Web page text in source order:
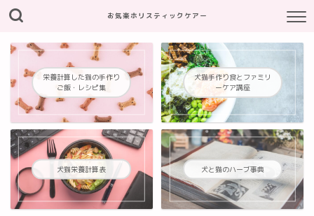
お気楽ホリスティックケアー
栄養計算した猫の手作り
ご飯・レシピ集
犬猫手作り食とファミリ
ーケア講座
犬猫栄養計算表 犬と猫のハーブ事典